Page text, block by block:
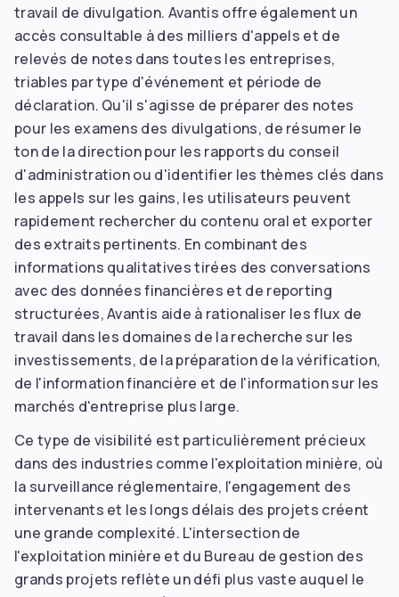
travail de divulgation. Avantis offre également un
accès consultable à des milliers d'appels et de
relevés de notes dans toutes les entreprises,
triables par type d'événement et période de
déclaration. Qu'il s'agisse de préparer des notes
pour les examens des divulgations, de résumer le
ton de la direction pour les rapports du conseil
d'administration ou d'identifier les thèmes clés dans
les appels sur les gains, les utilisateurs peuvent
rapidement rechercher du contenu oral et exporter
des extraits pertinents. En combinant des
informations qualitatives tirées des conversations
avec des données financières et de reporting
structurées, Avantis aide à rationaliser les flux de
travail dans les domaines de la recherche sur les
investissements, de la préparation de la vérification,
de l'information financière et de l'information sur les
marchés d'entreprise plus large.
Ce type de visibilité est particulièrement précieux
dans des industries comme l'exploitation minière, où
la surveillance réglementaire, l'engagement des
intervenants et les longs délais des projets créent
une grande complexité. L'intersection de
l'exploitation minière et du Bureau de gestion des
grands projets reflète un défi plus vaste auquel le